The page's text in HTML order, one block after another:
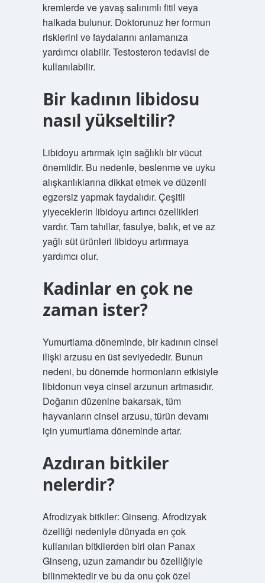
kremlerde ve yavaş salınımlı fitil veya
halkada bulunur. Doktorunuz her formun
risklerini ve faydalarını anlamanıza
yardımcı olabilir. Testosteron tedavisi de
kullanılabilir.
Bir kadının libidosu
nasıl yükseltilir?
Libidoyu artırmak için sağlıklı bir vücut
önemlidir. Bu nedenle, beslenme ve uyku
alışkanlıklarına dikkat etmek ve düzenli
egzersiz yapmak faydalıdır. Çeşitli
yiyeceklerin libidoyu artırıcı özellikleri
vardır. Tam tahıllar, fasulye, balık, et ve az
yağlı süt ürünleri libidoyu artırmaya
yardımcı olur.
Kadinlar en çok ne
zaman ister?
Yumurtlama döneminde, bir kadının cinsel
ilişki arzusu en üst seviyededir. Bunun
nedeni, bu dönemde hormonların etkisiyle
libidonun veya cinsel arzunun artmasıdır.
Doğanın düzenine bakarsak, tüm
hayvanların cinsel arzusu, türün devamı
için yumurtlama döneminde artar.
Azdıran bitkiler
nelerdir?
Afrodizyak bitkiler: Ginseng. Afrodizyak
özelliği nedeniyle dünyada en çok
kullanılan bitkilerden biri olan Panax
Ginseng, uzun zamandır bu özelliğiyle
bilinmektedir ve bu da onu çok özel